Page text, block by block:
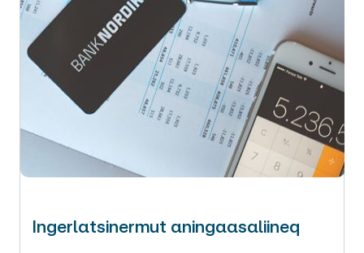
Ingerlatsinermut aningaasaliineq